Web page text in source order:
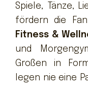
Spiele, Tänze,
fördern die
Fitness &
und
Großen in
legen nie eine